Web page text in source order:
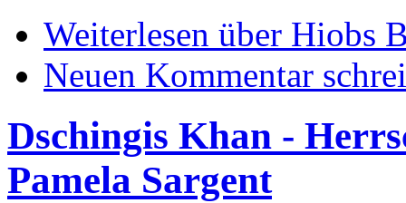
Weiterlesen über Hiobs
Neuen Kommentar
Dschingis Khan -
Pamela Sargent